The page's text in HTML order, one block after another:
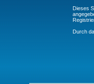
Dieses
Durch